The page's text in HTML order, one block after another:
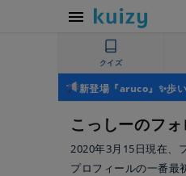
クイズ
新登場『aruco』✨歩
こっしーのフ
2020年3月15日現在、
プロフィールの一番